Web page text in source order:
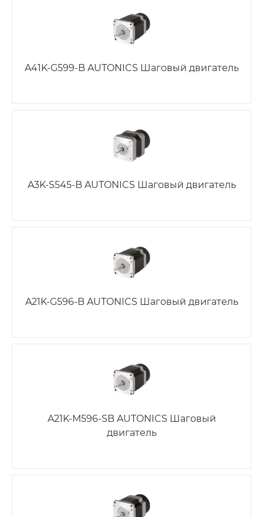
A41K-G599-B AUTONICS Шаговый двигатель
A3K-S545-B AUTONICS Шаговый двигатель
A21K-G596-B AUTONICS Шаговый двигатель
A21K-M596-SB AUTONICS Шаговый
двигатель